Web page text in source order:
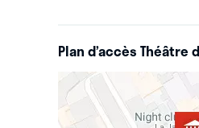
Plan d’accès Théâtre